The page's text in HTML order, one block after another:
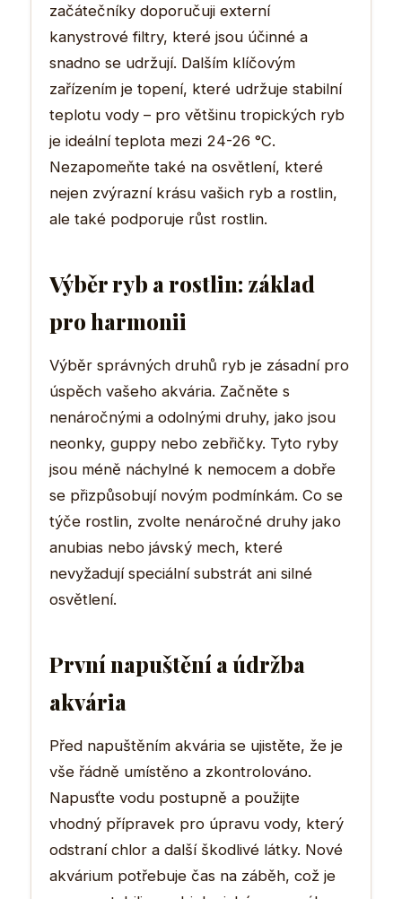
začátečníky doporučuji externí
kanystrové filtry, které jsou účinné a
snadno se udržují. Dalším klíčovým
zařízením je topení, které udržuje stabilní
teplotu vody – pro většinu tropických ryb
je ideální teplota mezi 24-26 °C.
Nezapomeňte také na osvětlení, které
nejen zvýrazní krásu vašich ryb a rostlin,
ale také podporuje růst rostlin.
Výběr ryb a rostlin: základ
pro harmonii
Výběr správných druhů ryb je zásadní pro
úspěch vašeho akvária. Začněte s
nenáročnými a odolnými druhy, jako jsou
neonky, guppy nebo zebřičky. Tyto ryby
jsou méně náchylné k nemocem a dobře
se přizpůsobují novým podmínkám. Co se
týče rostlin, zvolte nenáročné druhy jako
anubias nebo jávský mech, které
nevyžadují speciální substrát ani silné
osvětlení.
První napuštění a údržba
akvária
Před napuštěním akvária se ujistěte, že je
vše řádně umístěno a zkontrolováno.
Napusťte vodu postupně a použijte
vhodný přípravek pro úpravu vody, který
odstraní chlor a další škodlivé látky. Nové
akvárium potřebuje čas na záběh, což je